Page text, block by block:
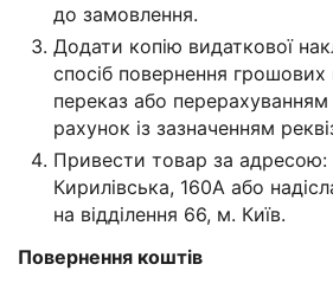
до замовлення.
Додати копію видаткової
спосіб повернення
переказ або перерахуванням
рахунок із зазначенням
Привести товар за адресою:
Кирилівська, 160А або
на відділення 66, м. Київ.
Повернення коштів